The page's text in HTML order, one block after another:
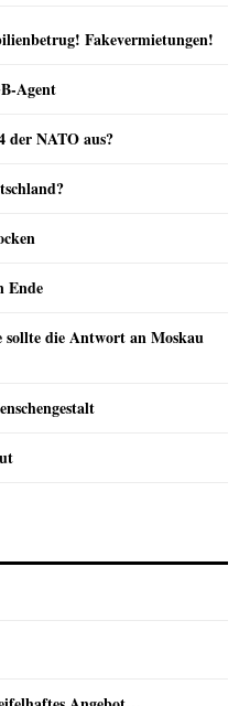
Fakevermietungen!
Agent
der NATO aus?
Ende
die Antwort an Moskau